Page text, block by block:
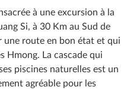
à une excursion à la
Si, à 30 Km au Sud de
une route en bon état et qui
Hmong. La cascade qui
piscines naturelles est un
agréable pour les